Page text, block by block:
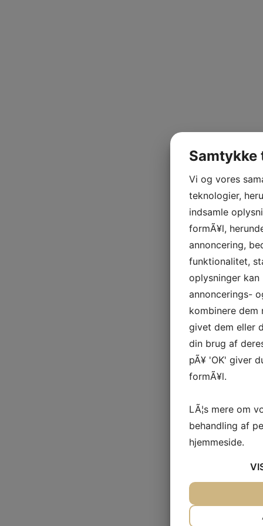
Vi og vores
teknologier,
indsamle
formÃ¥l,
annoncering,
funktionalitet,
oplysninger
annoncerings-
kombinere dem
givet dem eller
din brug af
pÃ¥ 'OK' giver
formÃ¥l.
LÃ¦s mere om
behandling af
hjemmeside.